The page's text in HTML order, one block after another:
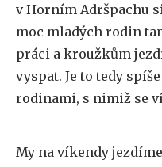
v Horním Adršpachu
moc mladých rodin
práci a kroužkům
vyspat. Je to tedy
rodinami, s nimiž se
My na víkendy